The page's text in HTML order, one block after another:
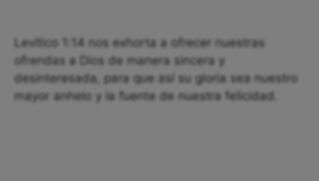
Levítico 1:14 nos exhorta a ofrecer nuestras
ofrendas a Dios de manera sincera y
desinteresada, para que así su gloria sea nuestro
mayor anhelo y la fuente de nuestra felicidad.